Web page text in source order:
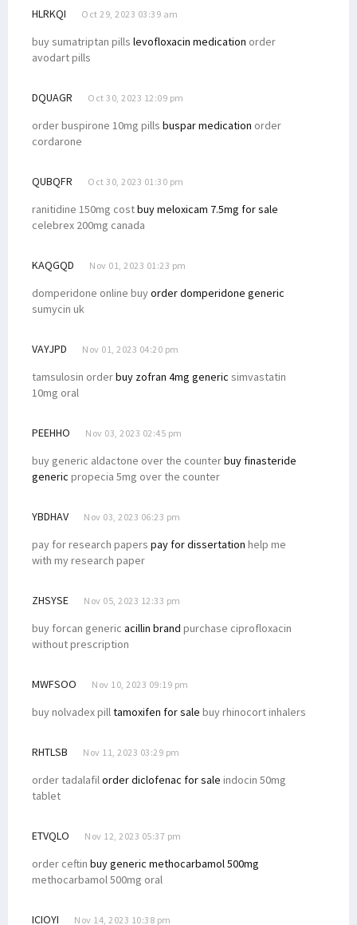
HLRKQI Oct 29, 2023 03:39 am
buy sumatriptan pills levofloxacin medication order
avodart pills
DQUAGR Oct 30, 2023 12:09 pm
order buspirone 10mg pills buspar medication order
cordarone
QUBQFR Oct 30, 2023 01:30 pm
ranitidine 150mg costbuy meloxicam 7.5mg for sale
celebrex 200mg canada
KAQGQD Nov 01, 2023 01:23 pm
domperidone online buyorder domperidone generic
sumycin uk
VAYJPD Nov 01, 2023 04:20 pm
tamsulosin orderbuy zofran 4mg generic simvastatin
10mg oral
PEEHHO Nov 03, 2023 02:45 pm
buy generic aldactone over the counterbuy finasteride
generic propecia 5mg over the counter
YBDHAV Nov 03, 2023 06:23 pm
pay for research papers pay for dissertation help me
with my research paper
ZHSYSE Nov 05, 2023 12:33 pm
buy forcan generic acillin brand purchase ciprofloxacin
without prescription
MWFSOO Nov 10, 2023 09:19 pm
buy nolvadex pilltamoxifen for sale buy rhinocort inhalers
RHTLSB Nov 11, 2023 03:29 pm
order tadalafilorder diclofenac for sale indocin 50mg
tablet
ETVQLO Nov 12, 2023 05:37 pm
order ceftin buy generic methocarbamol 500mg
methocarbamol 500mg oral
ICIOYI Nov 14, 2023 10:38 pm